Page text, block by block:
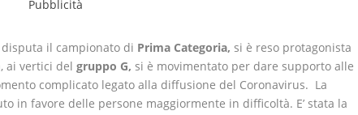
disputa il campionato di Prima Categoria, si è reso protagonista
ai vertici delgruppo G, si è movimentato per dare supporto alle
complicato legato alla diffusione del Coronavirus. La
in favore delle persone maggiormente in difficoltà. E’ stata la